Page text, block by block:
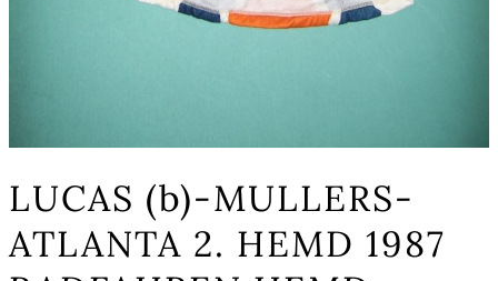
LUCAS (b)-MULLERS-
ATLANTA 2. HEMD 1987